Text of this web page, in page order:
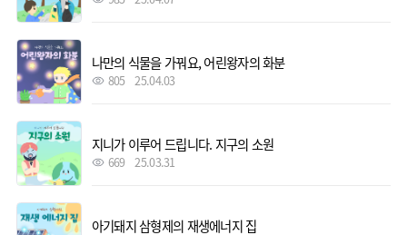
나만의 식물을 가꿔요, 어린왕자의 화분
805 25.04.03
지니가 이루어 드립니다. 지구의 소원
669 25.03.31
아기돼지 삼형제의 재생에너지 집